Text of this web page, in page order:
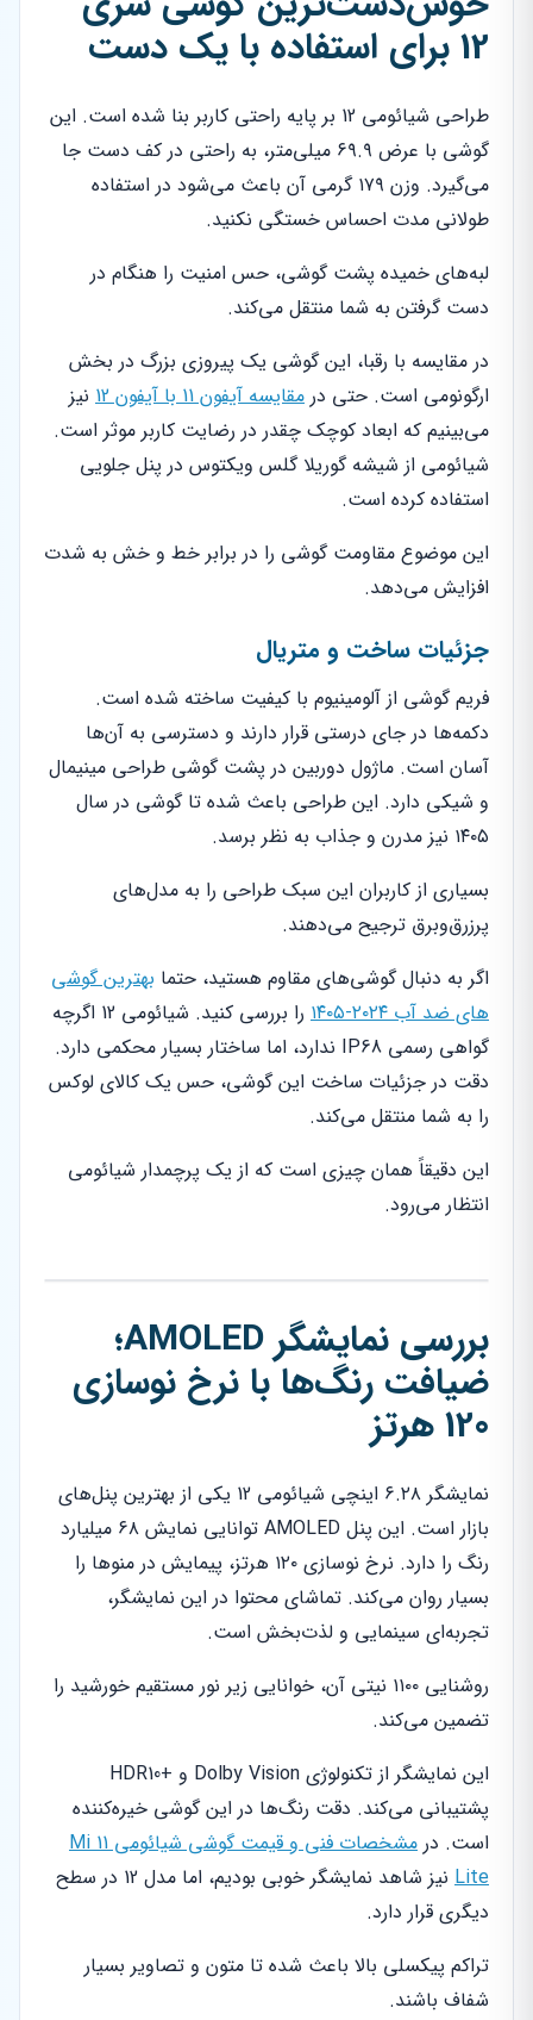
12 برای استفاده با یک دست
طراحی شیائومی 12 بر پایه راحتی کاربر بنا شده است. این
گوشی با عرض ۶۹.۹ میلی‌متر، به راحتی در کف دست جا
می‌گیرد. وزن ۱۷۹ گرمی آن باعث می‌شود در استفاده
طولانی مدت احساس خستگی نکنید.
لبه‌های خمیده پشت گوشی، حس امنیت را هنگام در
دست گرفتن به شما منتقل می‌کند.
در مقایسه با رقبا، این گوشی یک پیروزی بزرگ در بخش
ارگونومی است. حتی در مقایسه آیفون 11 با آیفون 12
نیز
می‌بینیم که ابعاد کوچک چقدر در رضایت کاربر موثر است.
شیائومی از شیشه گوریلا گلس ویکتوس در پنل جلویی
استفاده کرده است.
این موضوع مقاومت گوشی را در برابر خط و خش به شدت
افزایش می‌دهد.
جزئیات ساخت و متریال
فریم گوشی از آلومینیوم با کیفیت ساخته شده است.
دکمه‌ها در جای درستی قرار دارند و دسترسی به آن‌ها
آسان است. ماژول دوربین در پشت گوشی طراحی مینیمال
و شیکی دارد. این طراحی باعث شده تا گوشی در سال
۱۴۰۵ نیز مدرن و جذاب به نظر برسد.
بسیاری از کاربران این سبک طراحی را به مدل‌های
پرزرق‌وبرق ترجیح می‌دهند.
اگر به دنبال گوشی‌های مقاوم هستید، حتما بهترین گوشی
های ضد آب ۲۰۲۴-۱۴۰۵
را بررسی کنید. شیائومی 12 اگرچه
گواهی رسمی IP68 ندارد، اما ساختار بسیار محکمی دارد.
دقت در جزئیات ساخت این گوشی، حس یک کالای لوکس
را به شما منتقل می‌کند.
این دقیقاً همان چیزی است که از یک پرچمدار شیائومی
انتظار می‌رود.
بررسی نمایشگر AMOLED؛
ضیافت رنگ‌ها با نرخ نوسازی
120 هرتز
نمایشگر ۶.۲۸ اینچی شیائومی 12 یکی از بهترین پنل‌های
بازار است. این پنل AMOLED توانایی نمایش ۶۸ میلیارد
رنگ را دارد. نرخ نوسازی ۱۲۰ هرتز، پیمایش در منوها را
بسیار روان می‌کند. تماشای محتوا در این نمایشگر،
تجربه‌ای سینمایی و لذت‌بخش است.
روشنایی ۱۱۰۰ نیتی آن، خوانایی زیر نور مستقیم خورشید را
تضمین می‌کند.
این نمایشگر از تکنولوژی Dolby Vision و +HDR10
پشتیبانی می‌کند. دقت رنگ‌ها در این گوشی خیره‌کننده
است. در
مشخصات فنی و قیمت گوشی شیائومی Mi 11
Lite
نیز شاهد نمایشگر خوبی بودیم، اما مدل 12 در سطح
دیگری قرار دارد.
تراکم پیکسلی بالا باعث شده تا متون و تصاویر بسیار
شفاف باشند.